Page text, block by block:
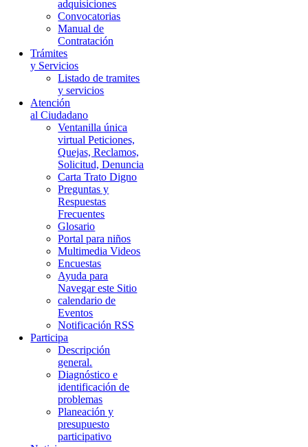
adquisiciones
Convocatorias
Manual de
Contratación
Trámites
y Servicios
Listado de tramites
y servicios
Atención
al Ciudadano
Ventanilla única
virtual Peticiones,
Quejas, Reclamos,
Solicitud, Denuncia
Carta Trato Digno
Preguntas y
Respuestas
Frecuentes
Glosario
Portal para niños
Multimedia Videos
Encuestas
Ayuda para
Navegar este Sitio
calendario de
Eventos
Notificación RSS
Participa
Descripción
general.
Diagnóstico e
identificación de
problemas
Planeación y
presupuesto
participativo